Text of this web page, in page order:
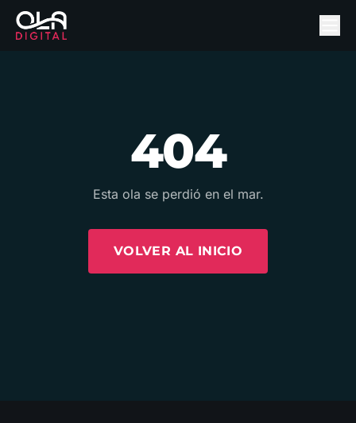
404
Esta ola se perdió en el mar.
VOLVER AL INICIO